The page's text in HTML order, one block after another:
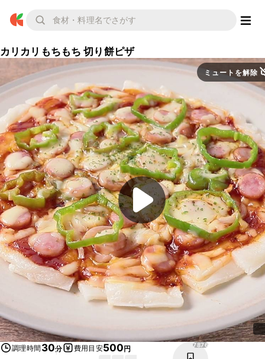
カリカリもちもち 切り餅ピザ
ミュートを解除
調理時間 30分 費用目安500円 7876